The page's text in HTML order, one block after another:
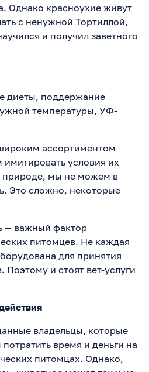
Однако красноухие живут
с ненужной Тортиллой,
и получил заветного
диеты, поддержание
температуры, УФ-
ассортиментом
условия их
природе, мы не можем в
Это сложно, некоторые
— важный фактор
питомцев. Не каждая
для принятия
и стоят вет-услуги
владельцы, которые
время и деньги на
питомцах. Однако,